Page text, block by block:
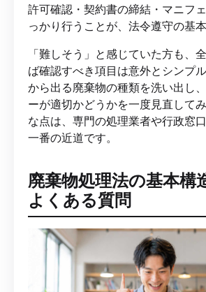
許可確認・契約書の締結・マニフ
っかり行うことが、法令遵守の基本
「難しそう」と感じていた方も、
ば確認すべき項目は意外とシンプ
から出る廃棄物の種類を洗い出し
ーが適切かどうかを一度見直して
な点は、専門の処理業者や行政窓
一番の近道です。
廃棄物処理法の基本構
よくある質問